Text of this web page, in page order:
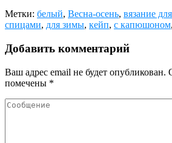
Метки: белый, Весна-осень, вязание
спицами, для зимы, кейп, с капюшоном,
Добавить комментарий
Ваш адрес email не будет опубликован.
помечены *